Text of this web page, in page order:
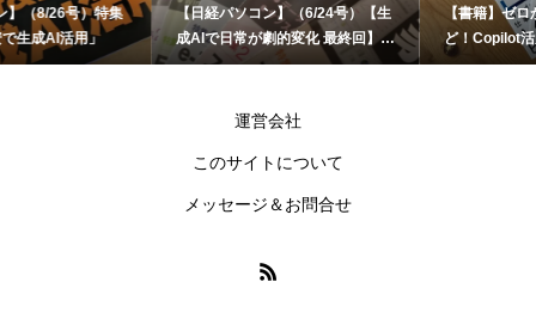
【日経パソコン】（6/24号）【生
成AIで日常が劇的変化 最終回】 A
I時代のアプリケーション／サービ
【書籍】ゼロからはじめる なるほ
ど！Copilot活用術（技術評論社）
運営会社
このサイトについて
メッセージ＆お問合せ